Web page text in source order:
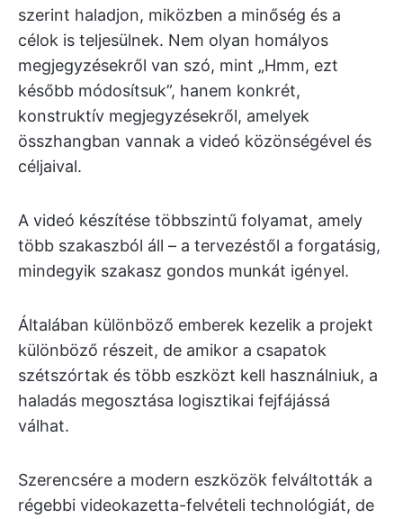
szerint haladjon, miközben a minőség és a
célok is teljesülnek. Nem olyan homályos
megjegyzésekről van szó, mint „Hmm, ezt
később módosítsuk”, hanem konkrét,
konstruktív megjegyzésekről, amelyek
összhangban vannak a videó közönségével és
céljaival.
A videó készítése többszintű folyamat, amely
több szakaszból áll – a tervezéstől a forgatásig,
mindegyik szakasz gondos munkát igényel.
Általában különböző emberek kezelik a projekt
különböző részeit, de amikor a csapatok
szétszórtak és több eszközt kell használniuk, a
haladás megosztása logisztikai fejfájássá
válhat.
Szerencsére a modern eszközök felváltották a
régebbi videokazetta-felvételi technológiát, de